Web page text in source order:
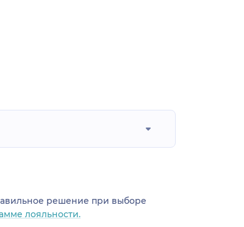
решение при выборе
лояльности.